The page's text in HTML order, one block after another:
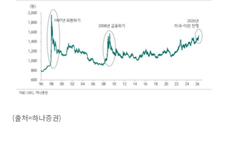
(출처=하나증권)